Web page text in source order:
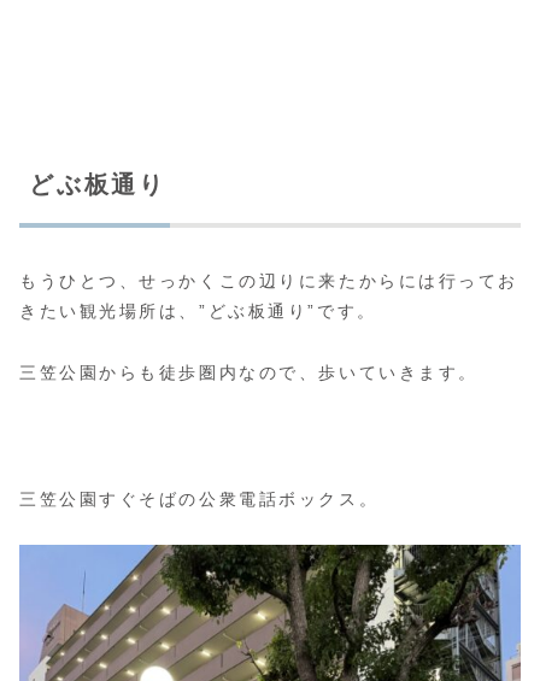
どぶ板通り
もうひとつ、せっかくこの辺りに来たからには行ってお
きたい観光場所は、”どぶ板通り”です。
三笠公園からも徒歩圏内なので、歩いていきます。
三笠公園すぐそばの公衆電話ボックス。